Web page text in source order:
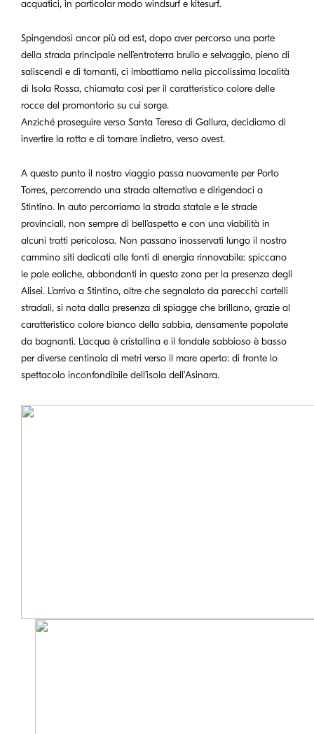
acquatici, in particolar modo windsurf e kitesurf.
Spingendosi ancor più ad est, dopo aver percorso una parte
della strada principale nell’entroterra brullo e selvaggio, pieno di
saliscendi e di tornanti, ci imbattiamo nella piccolissima località
di Isola Rossa, chiamata così per il caratteristico colore delle
rocce del promontorio su cui sorge.
Anziché proseguire verso Santa Teresa di Gallura, decidiamo di
invertire la rotta e di tornare indietro, verso ovest.
A questo punto il nostro viaggio passa nuovamente per Porto
Torres, percorrendo una strada alternativa e dirigendoci a
Stintino. In auto percorriamo la strada statale e le strade
provinciali, non sempre di bell’aspetto e con una viabilità in
alcuni tratti pericolosa. Non passano inosservati lungo il nostro
cammino siti dedicati alle fonti di energia rinnovabile: spiccano
le pale eoliche, abbondanti in questa zona per la presenza degli
Alisei. L’arrivo a Stintino, oltre che segnalato da parecchi cartelli
stradali, si nota dalla presenza di spiagge che brillano, grazie al
caratteristico colore bianco della sabbia, densamente popolate
da bagnanti. L’acqua è cristallina e il fondale sabbioso è basso
per diverse centinaia di metri verso il mare aperto: di fronte lo
spettacolo inconfondibile dell’isola dell’Asinara.